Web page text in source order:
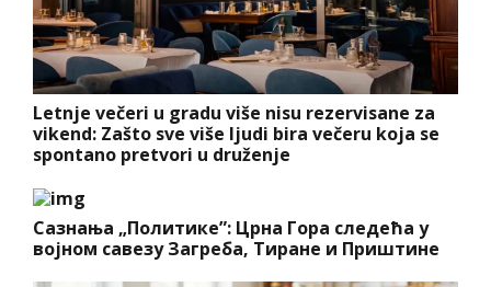
Letnje večeri u gradu više nisu rezervisane za
vikend: Zašto sve više ljudi bira večeru koja se
spontano pretvori u druženje
Сазнања „Политике”: Црна Гора следећа у
војном савезу Загреба, Тиране и Приштине